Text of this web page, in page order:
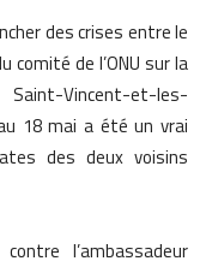
des crises entre le
comité de l’ONU sur la
Vincent-et-les-
18 mai a été un vrai
des deux voisins
l’ambassadeur